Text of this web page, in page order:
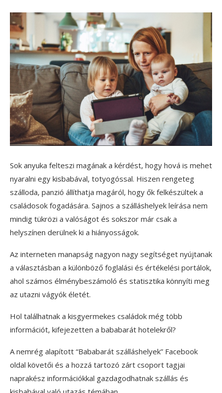
Sok anyuka felteszi magának a kérdést, hogy hová is mehet
nyaralni egy kisbabával, totyogóssal. Hiszen rengeteg
szálloda, panzió állíthatja magáról, hogy ők felkészültek a
családosok fogadására. Sajnos a szálláshelyek leírása nem
mindig tükrözi a valóságot és sokszor már csak a
helyszínen derülnek ki a hiányosságok.
Az interneten manapság nagyon nagy segítséget nyújtanak
a választásban a különböző foglalási és értékelési portálok,
ahol számos élménybeszámoló és statisztika könnyíti meg
az utazni vágyók életét.
Hol találhatnak a kisgyermekes családok még több
információt, kifejezetten a bababarát hotelekről?
A nemrég alapított “Bababarát szálláshelyek” Facebook
oldal követői és a hozzá tartozó zárt csoport tagjai
naprakész információkkal gazdagodhatnak szállás és